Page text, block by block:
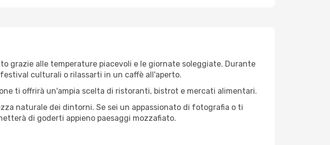
grazie alle temperature piacevoli e le giornate soleggiate. Durante
culturali o rilassarti in un caffè all'aperto.
ti offrirà un'ampia scelta di ristoranti, bistrot e mercati alimentari.
naturale dei dintorni. Se sei un appassionato di fotografia o ti
di goderti appieno paesaggi mozzafiato.